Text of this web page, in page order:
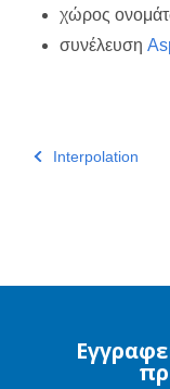
χώρος
συνέλευση
Interpolation